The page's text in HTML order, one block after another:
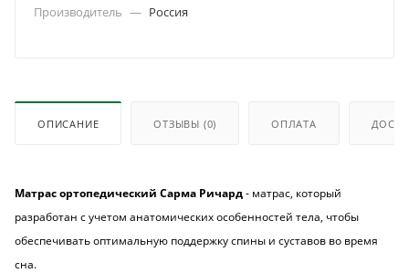
Производитель — Россия
ОПИСАНИЕ ОТЗЫВЫ (0) ОПЛАТА
Матрас ортопедический Сарма Ричард- матрас, который
разработан с учетом анатомических особенностей тела, чтобы
обеспечивать оптимальную поддержку спины и суставов во время
сна.